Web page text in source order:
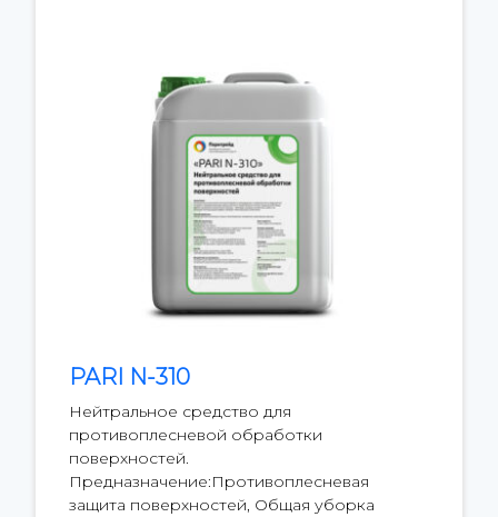
PARI N-310
Нейтральное средство для
противоплесневой обработки
поверхностей.
Предназначение:Противоплесневая
защита поверхностей, Общая уборка